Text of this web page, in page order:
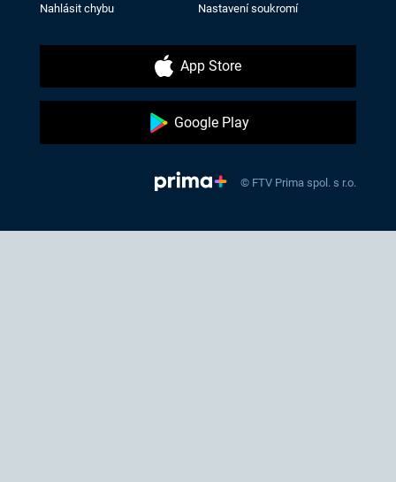
Nahlásit chybu Nastavení soukromí
App Store
Google Play
© FTV Prima spol. s r.o.